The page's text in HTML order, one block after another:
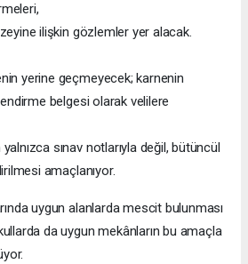
ilişkin gözlemler yer alacak.
yerine geçmeyecek; karnenin
belgesi olarak velilere
sınav notlarıyla değil, bütüncül
amaçlanıyor.
uygun alanlarda mescit bulunması
da uygun mekânların bu amaçla